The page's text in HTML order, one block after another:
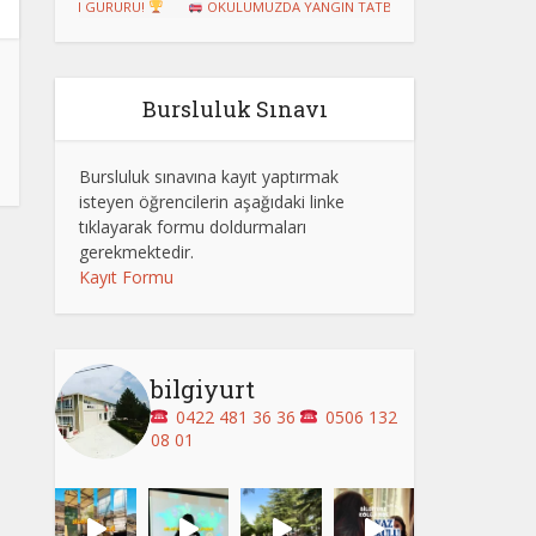
GURURU! OKULUMUZDA YANGIN TATBİKATI GERÇEKLEŞTİRİLDİ
Bursluluk Sınavı
Bursluluk sınavına kayıt yaptırmak
isteyen öğrencilerin aşağıdaki linke
tıklayarak formu doldurmaları
gerekmektedir.
Kayıt Formu
bilgiyurt
0422 481 36 36
0506 132
08 01